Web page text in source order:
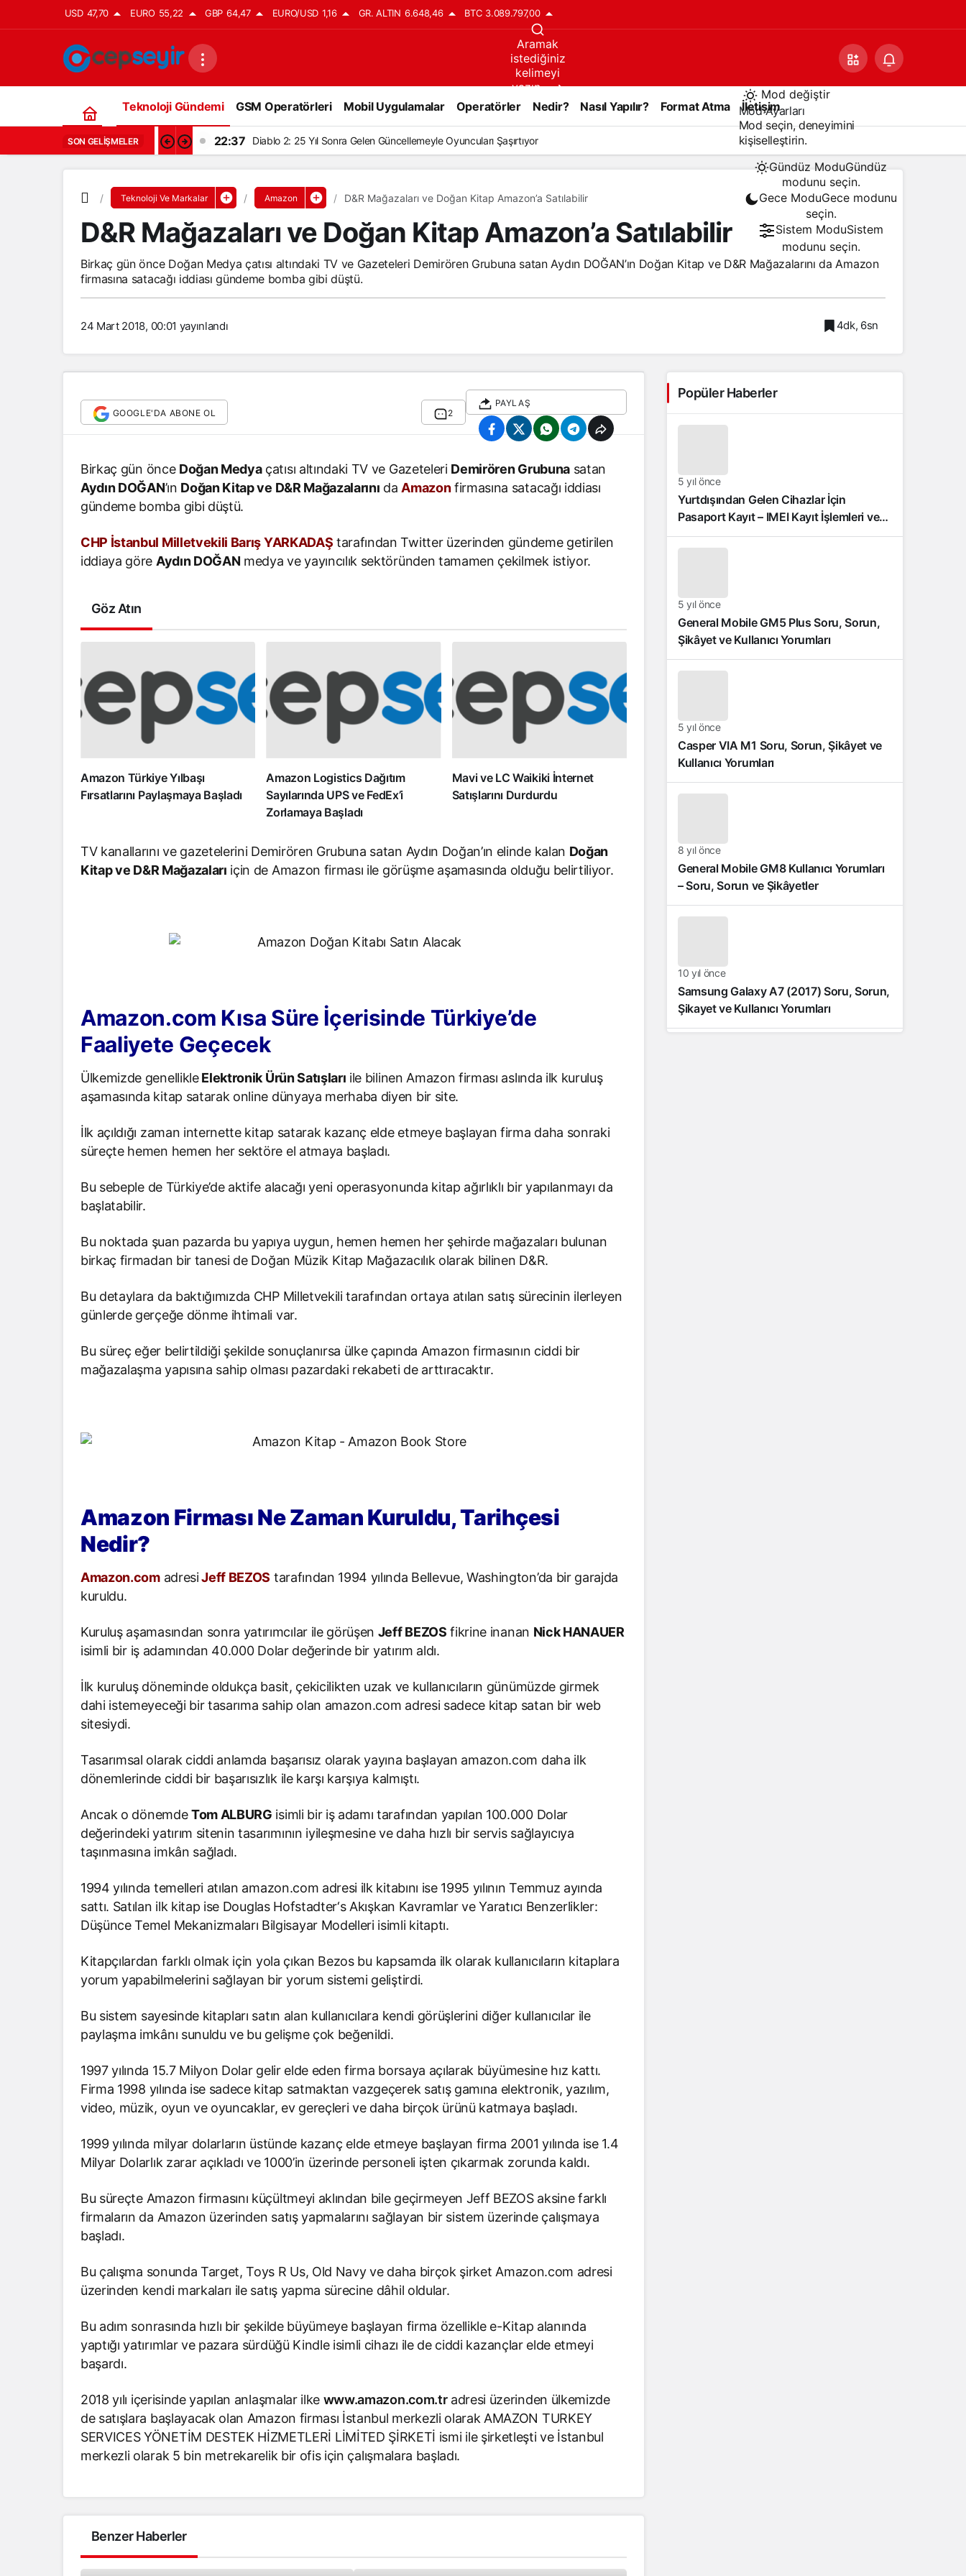
USD 47,70 EURO 55,22 GBP 64,47 EURO/USD 1,16 GR. ALTIN 6.648,46 BTC 3.089.797,00
Aramak
istediğiniz
kelimeyi
yazın..
Teknoloji Gündemi
GSM Operatörleri Mobil Uygulamalar Operatörler Nedir? Nasıl Yapılır? Format Atma İletişim
Mod değiştir
Mod Ayarları
Mod seçin, deneyimini
kişiselleştirin.
Gündüz ModuGündüz
modunu seçin.
Gece ModuGece modunu
seçin.
Sistem ModuSistem
modunu seçin.
SON GELIŞMELER 22:37 Diablo 2: 25 Yıl Sonra Gelen Güncellemeyle Oyuncuları Şaşırtıyor
Teknoloji Ve Markalar Amazon D&R Mağazaları ve Doğan Kitap Amazon’a Satılabilir
D&R Mağazaları ve Doğan Kitap Amazon’a Satılabilir
Birkaç gün önce Doğan Medya çatısı altındaki TV ve Gazeteleri Demirören Grubuna satan Aydın DOĞAN’ın Doğan Kitap ve D&R Mağazalarını da Amazon
firmasına satacağı iddiası gündeme bomba gibi düştü.
24 Mart 2018, 00:01 yayınlandı 4dk, 6sn
GOOGLE'DA ABONE OL 2
PAYLAŞ
Birkaç gün önce Doğan Medyaçatısı altındaki TV ve Gazeteleri Demirören Grubunasatan
Aydın DOĞAN’ın Doğan Kitap ve D&R Mağazalarını daAmazon firmasına satacağı iddiası
gündeme bomba gibi düştü.
CHP İstanbul Milletvekili Barış YARKADAŞ tarafından Twitter üzerinden gündeme getirilen
iddiaya göre Aydın DOĞAN medya ve yayıncılık sektöründen tamamen çekilmek istiyor.
Göz Atın
Amazon Türkiye Yılbaşı
Fırsatlarını Paylaşmaya Başladı
Amazon Logistics Dağıtım
Sayılarında UPS ve FedEx’i
Zorlamaya Başladı
Mavi ve LC Waikiki İnternet
Satışlarını Durdurdu
TV kanallarını ve gazetelerini Demirören Grubuna satan Aydın Doğan’ın elinde kalan Doğan
Kitap ve D&R Mağazaları için de Amazon firması ile görüşme aşamasında olduğu belirtiliyor.
Amazon.com Kısa Süre İçerisinde Türkiye’de
Faaliyete Geçecek
Ülkemizde genellikleElektronik Ürün Satışları ile bilinen Amazon firması aslında ilk kuruluş
aşamasında kitap satarak online dünyaya merhaba diyen bir site.
İlk açıldığı zaman internette kitap satarak kazanç elde etmeye başlayan firma daha sonraki
süreçte hemen hemen her sektöre el atmaya başladı.
Bu sebeple de Türkiye’de aktife alacağı yeni operasyonunda kitap ağırlıklı bir yapılanmayı da
başlatabilir.
Bu noktada şuan pazarda bu yapıya uygun, hemen hemen her şehirde mağazaları bulunan
birkaç firmadan bir tanesi de Doğan Müzik Kitap Mağazacılık olarak bilinen D&R.
Bu detaylara da baktığımızda CHP Milletvekili tarafından ortaya atılan satış sürecinin ilerleyen
günlerde gerçeğe dönme ihtimali var.
Bu süreç eğer belirtildiği şekilde sonuçlanırsa ülke çapında Amazon firmasının ciddi bir
mağazalaşma yapısına sahip olması pazardaki rekabeti de arttıracaktır.
Amazon Firması Ne Zaman Kuruldu, Tarihçesi
Nedir?
Amazon.com adresiJeff BEZOS tarafından 1994 yılında Bellevue, Washington’da bir garajda
kuruldu.
Kuruluş aşamasından sonra yatırımcılar ile görüşen Jeff BEZOS fikrine inanan Nick HANAUER
isimli bir iş adamından 40.000 Dolar değerinde bir yatırım aldı.
İlk kuruluş döneminde oldukça basit, çekicilikten uzak ve kullanıcıların günümüzde girmek
dahi istemeyeceği bir tasarıma sahip olan amazon.com adresi sadece kitap satan bir web
sitesiydi.
Tasarımsal olarak ciddi anlamda başarısız olarak yayına başlayan amazon.com daha ilk
dönemlerinde ciddi bir başarısızlık ile karşı karşıya kalmıştı.
Ancak o dönemdeTom ALBURG isimli bir iş adamı tarafından yapılan 100.000 Dolar
değerindeki yatırım sitenin tasarımının iyileşmesine ve daha hızlı bir servis sağlayıcıya
taşınmasına imkân sağladı.
1994 yılında temelleri atılan amazon.com adresi ilk kitabını ise 1995 yılının Temmuz ayında
sattı. Satılan ilk kitap ise Douglas Hofstadter‘s Akışkan Kavramlar ve Yaratıcı Benzerlikler:
Düşünce Temel Mekanizmaları Bilgisayar Modelleri isimli kitaptı.
Kitapçılardan farklı olmak için yola çıkan Bezos bu kapsamda ilk olarak kullanıcıların kitaplara
yorum yapabilmelerini sağlayan bir yorum sistemi geliştirdi.
Bu sistem sayesinde kitapları satın alan kullanıcılara kendi görüşlerini diğer kullanıcılar ile
paylaşma imkânı sunuldu ve bu gelişme çok beğenildi.
1997 yılında 15.7 Milyon Dolar gelir elde eden firma borsaya açılarak büyümesine hız kattı.
Firma 1998 yılında ise sadece kitap satmaktan vazgeçerek satış gamına elektronik, yazılım,
video, müzik, oyun ve oyuncaklar, ev gereçleri ve daha birçok ürünü katmaya başladı.
1999 yılında milyar dolarların üstünde kazanç elde etmeye başlayan firma 2001 yılında ise 1.4
Milyar Dolarlık zarar açıkladı ve 1000’in üzerinde personeli işten çıkarmak zorunda kaldı.
Bu süreçte Amazon firmasını küçültmeyi aklından bile geçirmeyen Jeff BEZOS aksine farklı
firmaların da Amazon üzerinden satış yapmalarını sağlayan bir sistem üzerinde çalışmaya
başladı.
Bu çalışma sonunda Target, Toys R Us, Old Navy ve daha birçok şirket Amazon.com adresi
üzerinden kendi markaları ile satış yapma sürecine dâhil oldular.
Bu adım sonrasında hızlı bir şekilde büyümeye başlayan firma özellikle e-Kitap alanında
yaptığı yatırımlar ve pazara sürdüğü Kindle isimli cihazı ile de ciddi kazançlar elde etmeyi
başardı.
2018 yılı içerisinde yapılan anlaşmalar ilke www.amazon.com.tradresi üzerinden ülkemizde
de satışlara başlayacak olan Amazon firması İstanbul merkezli olarak AMAZON TURKEY
SERVICES YÖNETİM DESTEK HİZMETLERİ LİMİTED ŞİRKETİ ismi ile şirketleşti ve İstanbul
merkezli olarak 5 bin metrekarelik bir ofis için çalışmalara başladı.
Benzer Haberler
Popüler Haberler
5 yıl önce
Yurtdışından Gelen Cihazlar İçin
Pasaport Kayıt – IMEI Kayıt İşlemleri ve
Sıkça Sorulan Sorular
5 yıl önce
General Mobile GM5 Plus Soru, Sorun,
Şikâyet ve Kullanıcı Yorumları
5 yıl önce
Casper VIA M1 Soru, Sorun, Şikâyet ve
Kullanıcı Yorumları
8 yıl önce
General Mobile GM8 Kullanıcı Yorumları
– Soru, Sorun ve Şikâyetler
10 yıl önce
Samsung Galaxy A7 (2017) Soru, Sorun,
Şikayet ve Kullanıcı Yorumları